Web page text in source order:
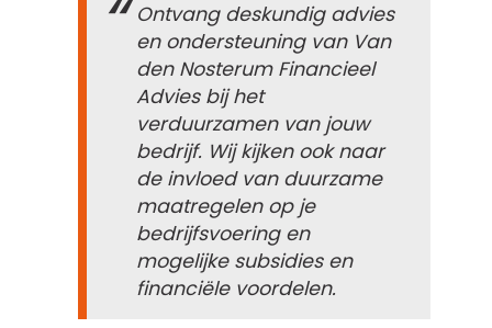
Ontvang deskundig advies
en ondersteuning van Van
den Nosterum Financieel
Advies bij het
verduurzamen van jouw
bedrijf. Wij kijken ook naar
de invloed van duurzame
maatregelen op je
bedrijfsvoering en
mogelijke subsidies en
financiële voordelen.